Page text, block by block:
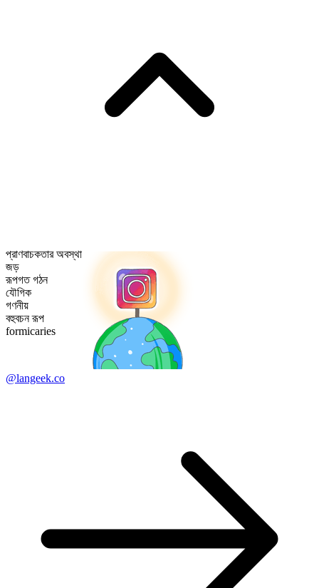
প্রাণবাচকতার অবস্থা
জড়
রূপগত গঠন
যৌগিক
গণনীয়
বহুবচন রূপ
formicaries
@langeek.co